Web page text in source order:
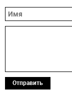
Отправить